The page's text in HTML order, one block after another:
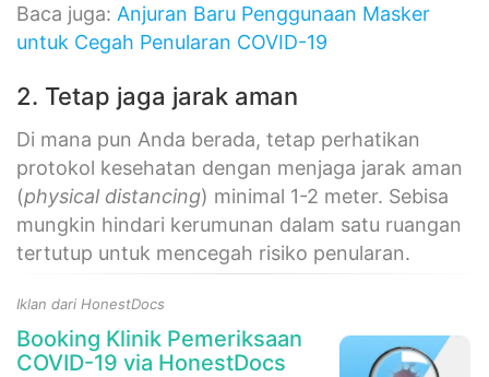
Baca juga: Anjuran Baru Penggunaan Masker
untuk Cegah Penularan COVID-19
2. Tetap jaga jarak aman
Di mana pun Anda berada, tetap perhatikan
protokol kesehatan dengan menjaga jarak aman
(physical distancing) minimal 1-2 meter. Sebisa
mungkin hindari kerumunan dalam satu ruangan
tertutup untuk mencegah risiko penularan.
Iklan dari HonestDocs
Booking Klinik Pemeriksaan
COVID-19 via HonestDocs